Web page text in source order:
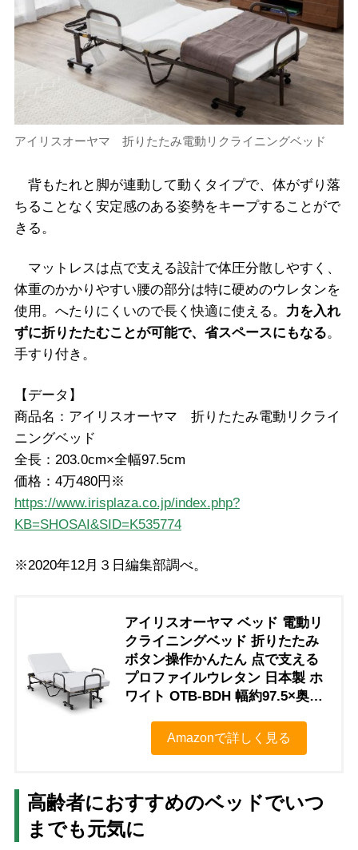
アイリスオーヤマ 折りたたみ電動リクライニングベッド
背もたれと脚が連動して動くタイプで、体がずり落
ちることなく安定感のある姿勢をキープすることがで
きる。
マットレスは点で支える設計で体圧分散しやすく、
体重のかかりやすい腰の部分は特に硬めのウレタンを
使用。へたりにくいので長く快適に使える。 力を入れ
ずに折りたたむことが可能で、省スペースにもなる。
手すり付き。
【データ】
商品名：アイリスオーヤマ 折りたたみ電動リクライ
ニングベッド
全長：203.0cm×全幅97.5cm
価格：4万480円※
https://www.irisplaza.co.jp/index.php?
KB=SHOSAI&SID=K535774
※2020年12月３日編集部調べ。
アイリスオーヤマ ベッド 電動リ
クライニングベッド 折りたたみ
ボタン操作かんたん 点で支える
プロファイルウレタン 日本製 ホ
ワイト OTB-BDH 幅約97.5×奥行
Amazonで詳しく見る
高齢者におすすめのベッドでいつ
までも元気に